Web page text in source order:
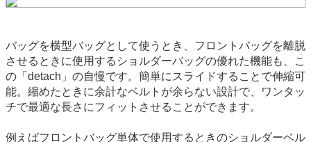
バッグを横型バッグとして使うとき、フロントバッグを離脱
させるときに使用するショルダーバッグの優れた機能も、こ
の「detach」の自慢です。簡単にスライドすることで伸縮可
能。縮めたときに余計なベルトが余らない設計で、ワンタッ
チで最適な長さにフィットさせることができます。
例えばフロントバッグ単体で使用するときのショルダーベル